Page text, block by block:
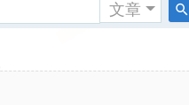
文章